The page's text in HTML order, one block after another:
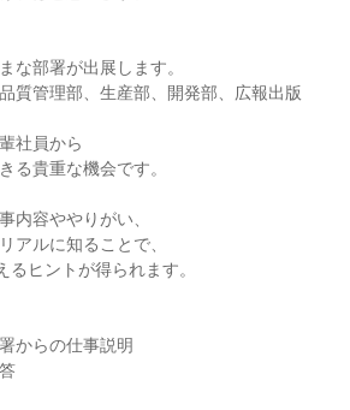
な部署が出展します。
質管理部、生産部、開発部、広報出版
社員から
る貴重な機会です。
内容ややりがい、
アルに知ることで、
るヒントが得られます。
からの仕事説明